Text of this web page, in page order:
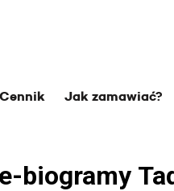
Jak zamawiać?